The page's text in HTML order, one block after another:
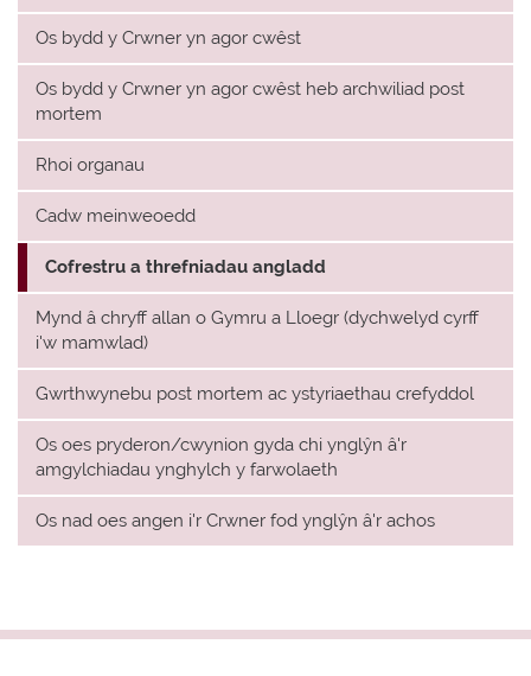
Os bydd y Crwner yn agor cwêst
Os bydd y Crwner yn agor cwêst heb archwiliad post
mortem
Rhoi organau
Cadw meinweoedd
Cofrestru a threfniadau angladd
Mynd â chryff allan o Gymru a Lloegr (dychwelyd cyrff
i'w mamwlad)
Gwrthwynebu post mortem ac ystyriaethau crefyddol
Os oes pryderon/cwynion gyda chi ynglŷn â'r
amgylchiadau ynghylch y farwolaeth
Os nad oes angen i'r Crwner fod ynglŷn â'r achos